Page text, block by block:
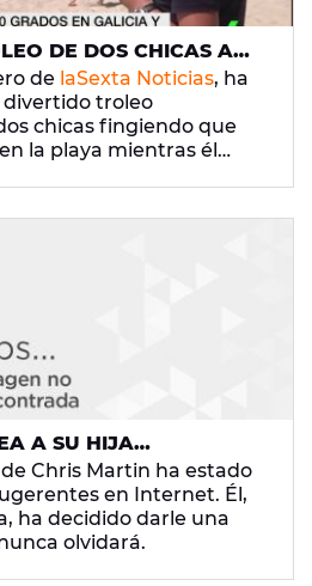
DE DOS CHICAS A
LASEXTA FINGIENDO
de laSexta Noticias, ha
divertido troleo
chicas fingiendo que
la playa mientras él
A SU HIJA
Y REVOLUCIONA
Chris Martin ha estado
en Internet. Él,
ha decidido darle una
olvidará.